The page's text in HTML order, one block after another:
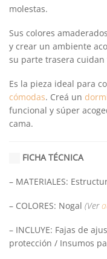
molestas.
Sus colores
y crear un ambiente
su parte trasera
Es la pieza ideal para
cómodas. Creá un
funcional y súper
cama.
FICHA TÉCNICA
– MATERIALES:
– COLORES: Nogal (Ver
– INCLUYE: Fajas de
protección / Insumos